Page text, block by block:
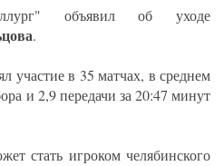
объявил об уходе
.
участие в 35 матчах, в среднем
и 2,9 передачи за 20:47 минут
стать игроком челябинского